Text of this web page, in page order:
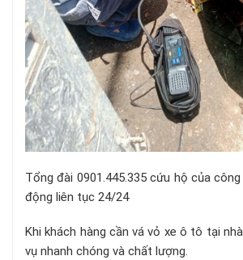
Tổng đài 0901.445.335 cứu hộ của
động liên tục 24/24
Khi khách hàng cần vá vỏ xe ô tô tại
vụ nhanh chóng và chất lượng.